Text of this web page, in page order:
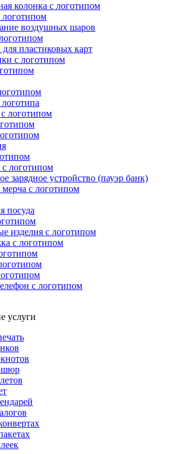
колонка с логотипом
логотипом
воздушных шаров
пластиковых карт
с логотипом
логотипом
логотипом
зарядное устройство (пауэр банк)
мерча с логотипом
посуда
изделия с логотипом
с логотипом
с логотипом
услуги